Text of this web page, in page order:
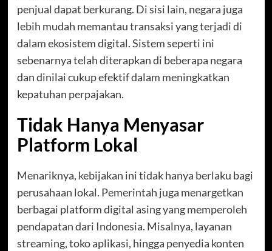
penjual dapat berkurang. Di sisi lain, negara juga
lebih mudah memantau transaksi yang terjadi di
dalam ekosistem digital. Sistem seperti ini
sebenarnya telah diterapkan di beberapa negara
dan dinilai cukup efektif dalam meningkatkan
kepatuhan perpajakan.
Tidak Hanya Menyasar
Platform Lokal
Menariknya, kebijakan ini tidak hanya berlaku bagi
perusahaan lokal. Pemerintah juga menargetkan
berbagai platform digital asing yang memperoleh
pendapatan dari Indonesia. Misalnya, layanan
streaming, toko aplikasi, hingga penyedia konten